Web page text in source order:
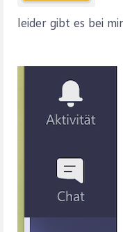
leider gibt es bei